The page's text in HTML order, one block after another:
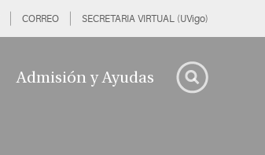
CORREO SECRETARIA VIRTUAL (UVigo)
Admisión y Ayudas